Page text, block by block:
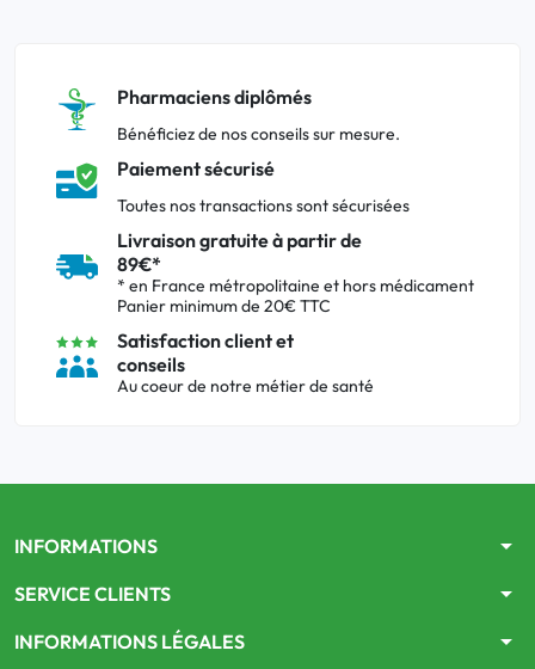
Pharmaciens diplômés
Bénéficiez de nos conseils sur mesure.
Paiement sécurisé
Toutes nos transactions sont sécurisées
Livraison gratuite à partir de
89€*
* en France métropolitaine et hors médicament
Panier minimum de 20€ TTC
Satisfaction client et
conseils
Au coeur de notre métier de santé
INFORMATIONS arrow_drop_down
SERVICE CLIENTS arrow_drop_down
INFORMATIONS LÉGALES arrow_drop_down